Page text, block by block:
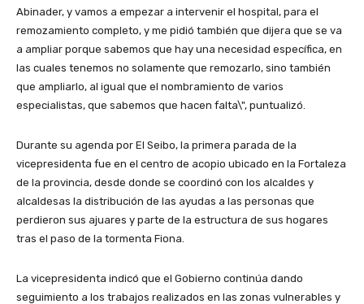
Abinader, y vamos a empezar a intervenir el hospital, para el
remozamiento completo, y me pidió también que dijera que se va
a ampliar porque sabemos que hay una necesidad específica, en
las cuales tenemos no solamente que remozarlo, sino también
que ampliarlo, al igual que el nombramiento de varios
especialistas, que sabemos que hacen falta\", puntualizó.
Durante su agenda por El Seibo, la primera parada de la
vicepresidenta fue en el centro de acopio ubicado en la Fortaleza
de la provincia, desde donde se coordinó con los alcaldes y
alcaldesas la distribución de las ayudas a las personas que
perdieron sus ajuares y parte de la estructura de sus hogares
tras el paso de la tormenta Fiona.
La vicepresidenta indicó que el Gobierno continúa dando
seguimiento a los trabajos realizados en las zonas vulnerables y